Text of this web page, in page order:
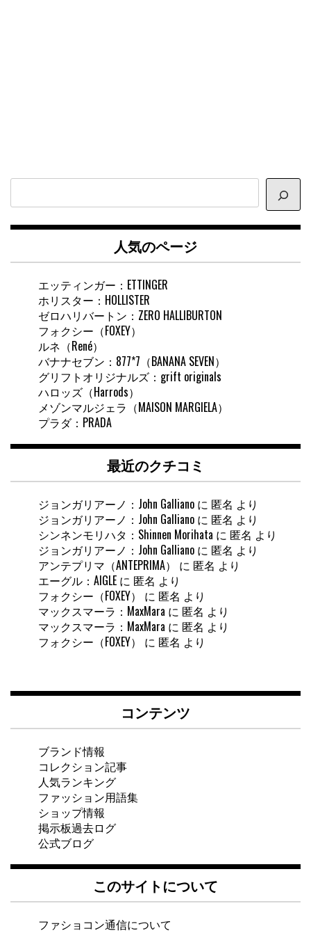
サ
内
索
人気のページ
エッティンガー：ETTINGER
ホリスター：HOLLISTER
ゼロハリバートン：ZERO HALLIBURTON
フォクシー（FOXEY）
ルネ（René）
バナナセブン：877*7（BANANA SEVEN）
グリフトオリジナルズ：grift originals
ハロッズ（Harrods）
メゾンマルジェラ（MAISON MARGIELA）
プラダ：PRADA
最近のクチコミ
ジョンガリアーノ：John Galliano に 匿名 より
ジョンガリアーノ：John Galliano に 匿名 より
シンネンモリハタ：Shinnen Morihata に 匿名 より
ジョンガリアーノ：John Galliano に 匿名 より
アンテプリマ（ANTEPRIMA）
に 匿名 より
エーグル：AIGLE に 匿名 より
フォクシー（FOXEY）
に 匿名 より
マックスマーラ：MaxMara に 匿名 より
マックスマーラ：MaxMara に 匿名 より
フォクシー（FOXEY）
に 匿名 より
コンテンツ
ブランド情報
コレクション記事
人気ランキング
ファッション用語集
ショップ情報
掲示板過去ログ
公式ブログ
このサイトについて
ファショコン通信について